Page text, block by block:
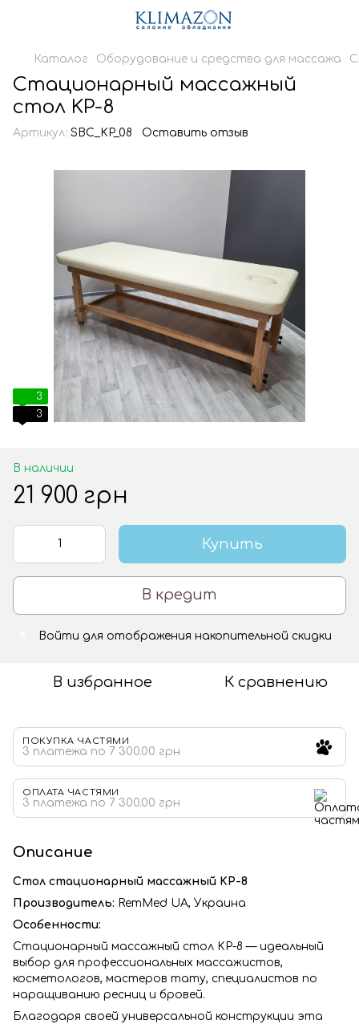
Каталог Оборудование и средства для массажа
Стационарный массажный
стол KP-8
Артикул: SBC_KP_08 Оставить отзыв
3
3
В наличии
21 900 грн
Купить
В кредит
Войти для отображения накопительной скидки
В избранное К сравнению
ПОКУПКА ЧАСТЯМИ
3 платежа по 7 300.00 грн
ОПЛАТА ЧАСТЯМИ
3 платежа по 7 300.00 грн
Описание
Стол стационарный массажный KP-8
Производитель: RemMed UA, Украина
Особенности:
Стационарный массажный стол KP-8 — идеальный
выбор для профессиональных массажистов,
косметологов, мастеров тату, специалистов по
наращиванию ресниц и бровей.
Благодаря своей универсальной конструкции эта